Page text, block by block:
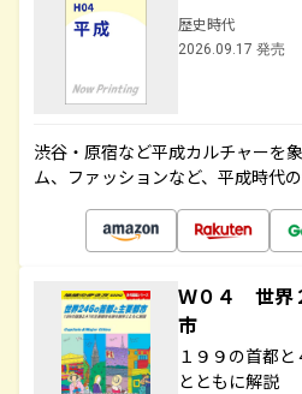
歴史時代
2026.09.17 発売
渋谷・原宿など平成カルチャーを
ム、ファッションなど、平成時代
Ｗ０４ 世界
市
１９９の首都
とともに解説